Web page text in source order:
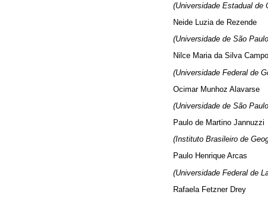
(Universidade Estadual de
Neide Luzia de Rezende
(Universidade de São
Nilce Maria da Silva
(Universidade Federal de
Ocimar Munhoz Alavarse
(Universidade de São
Paulo de Martino Jannuzzi
(Instituto Brasileiro de
Paulo Henrique Arcas
(Universidade Federal de
Rafaela Fetzner Drey